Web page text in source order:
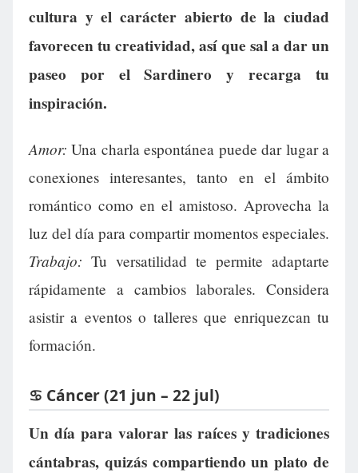
cultura y el carácter abierto de la ciudad
favorecen tu creatividad, así que sal a dar un
paseo por el Sardinero y recarga tu
inspiración.
Amor: Una charla espontánea puede dar lugar a
conexiones interesantes, tanto en el ámbito
romántico como en el amistoso. Aprovecha la
luz del día para compartir momentos especiales.
Trabajo: Tu versatilidad te permite adaptarte
rápidamente a cambios laborales. Considera
asistir a eventos o talleres que enriquezcan tu
formación.
♋ Cáncer (21 jun – 22 jul)
Un día para valorar las raíces y tradiciones
cántabras, quizás compartiendo un plato de